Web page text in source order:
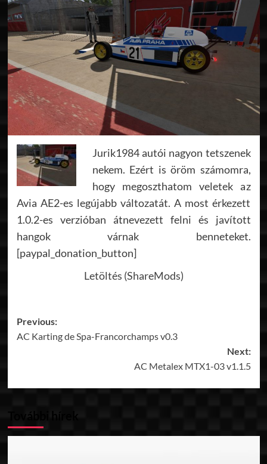
Jurik1984 autói nagyon tetszenek
nekem. Ezért is öröm számomra,
hogy megoszthatom veletek az
Avia AE2-es legújabb változatát. A most érkezett
1.0.2-es verzióban átnevezett felni és javított
hangok várnak benneteket.
[paypal_donation_button]
Letöltés (ShareMods)
Post
navigation
Previous:
AC Karting de Spa-Francorchamps v0.3
Next:
AC Metalex MTX1-03 v1.1.5